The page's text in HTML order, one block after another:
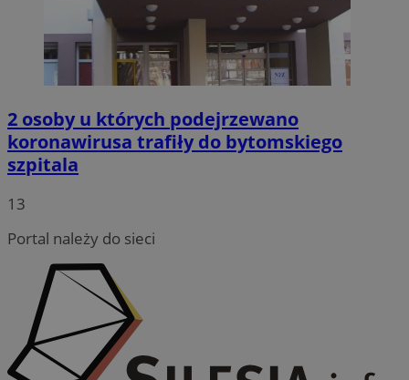
2 osoby u których podejrzewano
koronawirusa trafiły do bytomskiego
szpitala
13
Portal należy do sieci